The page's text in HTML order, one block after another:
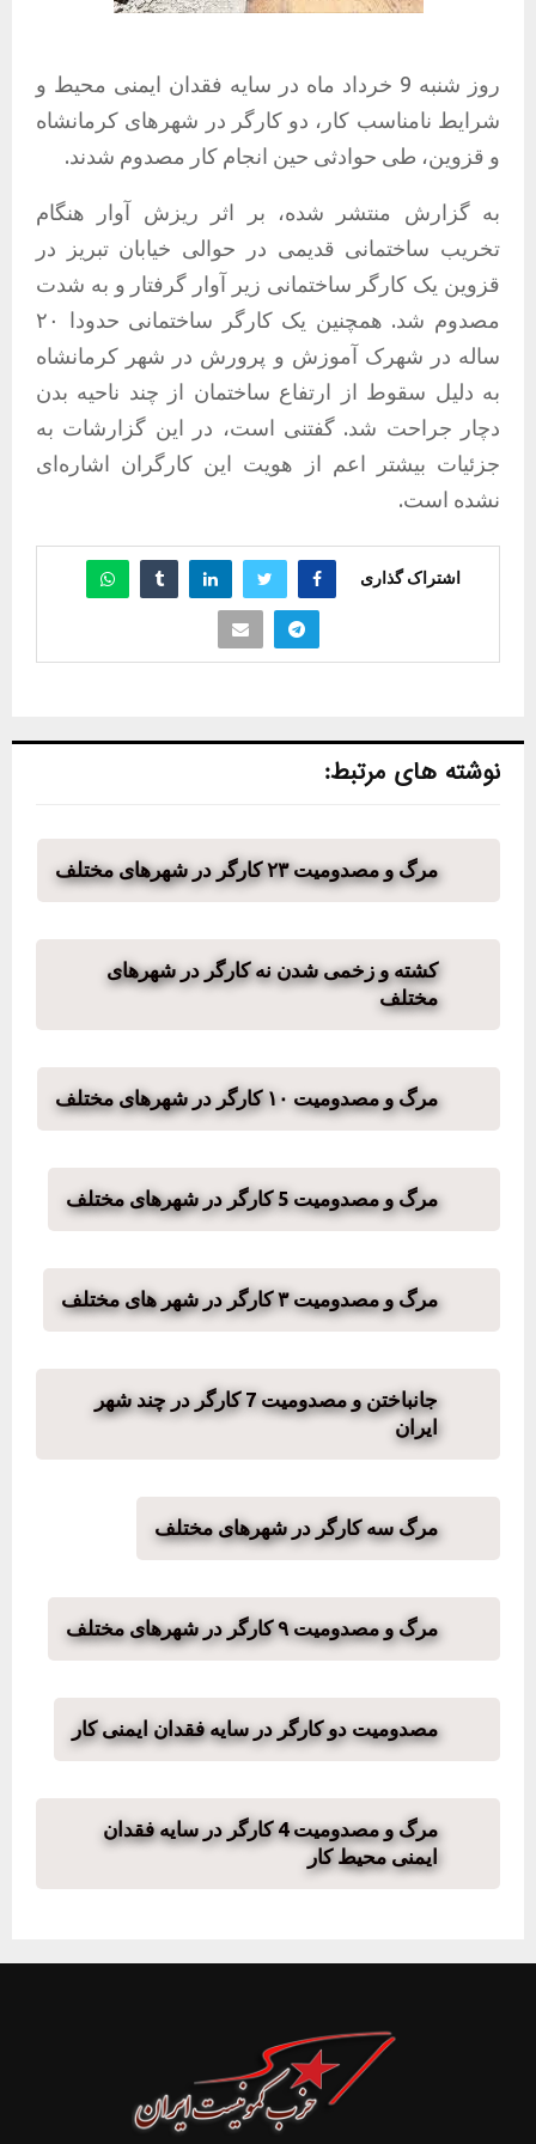
روز شنبه 9 خرداد ماه در سایه فقدان ایمنی محیط و
شرایط نامناسب کار، دو کارگر در شهرهای کرمانشاه
و قزوین، طی حوادثی حین انجام کار مصدوم شدند.
به گزارش منتشر شده، بر اثر ریزش آوار هنگام
تخریب ساختمانی قدیمی در حوالی خیابان تبریز در
قزوین یک کارگر ساختمانی زیر آوار گرفتار و به شدت
مصدوم شد. همچنین یک کارگر ساختمانی حدودا ۲۰
ساله در شهرک آموزش و پرورش در شهر کرمانشاه
به دلیل سقوط از ارتفاع ساختمان از چند ناحیه بدن
دچار جراحت شد. گفتنی است، در این گزارشات به
جزئیات بیشتر اعم از هویت این کارگران اشاره‌ای
نشده است.
اشتراک گذاری
نوشته های مرتبط:
مرگ و مصدومیت ۲۳ کارگر در شهرهای مختلف
کشته و زخمی شدن نه کارگر در شهرهای
مختلف
مرگ و مصدومیت ۱۰ کارگر در شهرهای مختلف
مرگ و مصدومیت 5 کارگر در شهرهای مختلف
مرگ و مصدومیت ۳ کارگر در شهر های مختلف
جانباختن و مصدومیت 7 کارگر در چند شهر
ایران
مرگ سه کارگر در شهرهای مختلف
مرگ و مصدومیت ۹ کارگر در شهرهای مختلف
مصدومیت دو کارگر در سایه فقدان ایمنی کار
مرگ و مصدومیت 4 کارگر در سایه فقدان
ایمنی محیط کار